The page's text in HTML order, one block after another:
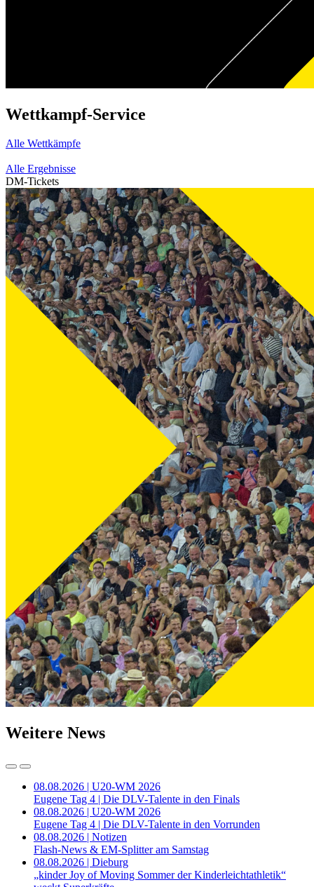
Wettkampf-Service
Alle Wettkämpfe
Alle Ergebnisse
DM-Tickets
Weitere News
08.08.2026 | U20-WM 2026
Eugene Tag 4 | Die DLV-Talente in den Finals
08.08.2026 | U20-WM 2026
Eugene Tag 4 | Die DLV-Talente in den Vorrunden
08.08.2026 | Notizen
Flash-News & EM-Splitter am Samstag
08.08.2026 | Dieburg
„kinder Joy of Moving Sommer der Kinderleichtathletik“